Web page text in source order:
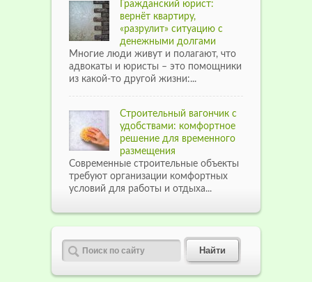
Гражданский юрист:
вернёт квартиру,
«разрулит» ситуацию с
денежными долгами
Многие люди живут и полагают, что
адвокаты и юристы – это помощники
из какой-то другой жизни:...
Строительный вагончик с
удобствами: комфортное
решение для временного
размещения
Современные строительные объекты
требуют организации комфортных
условий для работы и отдыха...